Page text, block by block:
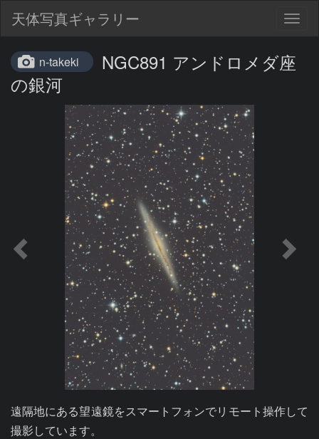
天体写真ギャラリー
n-takeki
NGC891 アンドロメダ座
の銀河
遠隔地にある望遠鏡をスマートフォンでリモート操作して
撮影しています。